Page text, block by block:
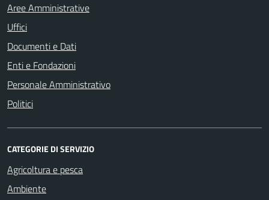
Aree Amministrative
Uffici
Documenti e Dati
Enti e Fondazioni
Personale Amministrativo
Politici
CATEGORIE DI SERVIZIO
Agricoltura e pesca
Ambiente